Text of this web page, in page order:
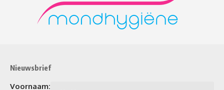
Nieuwsbrief
Voornaam: